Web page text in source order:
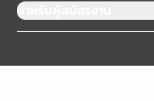
สำหรับผู้สมัครงาน